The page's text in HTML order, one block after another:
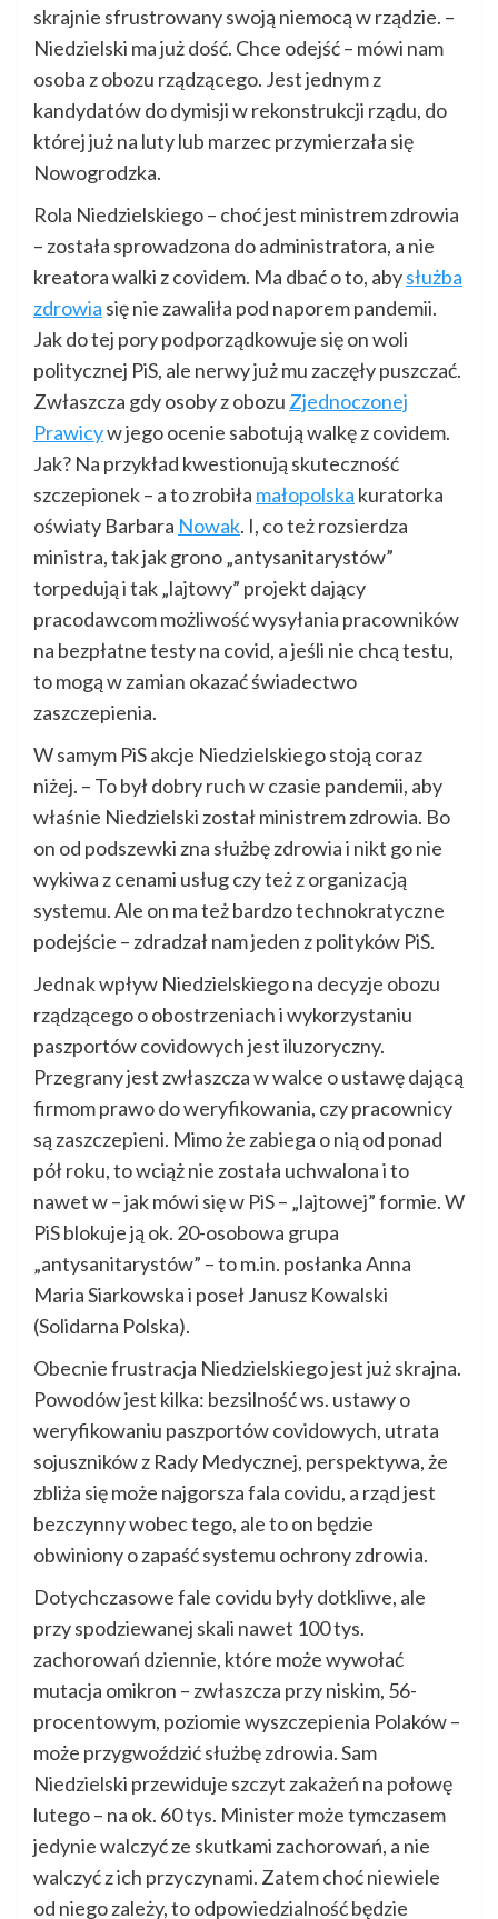
skrajnie sfrustrowany swoją niemocą w rządzie. –
Niedzielski ma już dość. Chce odejść – mówi nam
osoba z obozu rządzącego. Jest jednym z
kandydatów do dymisji w rekonstrukcji rządu, do
której już na luty lub marzec przymierzała się
Nowogrodzka.
Rola Niedzielskiego – choć jest ministrem zdrowia
– została sprowadzona do administratora, a nie
kreatora walki z covidem. Ma dbać o to, abysłużba
zdrowia się nie zawaliła pod naporem pandemii.
Jak do tej pory podporządkowuje się on woli
politycznej PiS, ale nerwy już mu zaczęły puszczać.
Zwłaszcza gdy osoby z obozu Zjednoczonej
Prawicyw jego ocenie sabotują walkę z covidem.
Jak? Na przykład kwestionują skuteczność
szczepionek – a to zrobiła małopolska kuratorka
oświaty Barbara Nowak. I, co też rozsierdza
ministra, tak jak grono „antysanitarystów”
torpedują i tak „lajtowy” projekt dający
pracodawcom możliwość wysyłania pracowników
na bezpłatne testy na covid, a jeśli nie chcą testu,
to mogą w zamian okazać świadectwo
zaszczepienia.
W samym PiS akcje Niedzielskiego stoją coraz
niżej. – To był dobry ruch w czasie pandemii, aby
właśnie Niedzielski został ministrem zdrowia. Bo
on od podszewki zna służbę zdrowia i nikt go nie
wykiwa z cenami usług czy też z organizacją
systemu. Ale on ma też bardzo technokratyczne
podejście – zdradzał nam jeden z polityków PiS.
Jednak wpływ Niedzielskiego na decyzje obozu
rządzącego o obostrzeniach i wykorzystaniu
paszportów covidowych jest iluzoryczny.
Przegrany jest zwłaszcza w walce o ustawę dającą
firmom prawo do weryfikowania, czy pracownicy
są zaszczepieni. Mimo że zabiega o nią od ponad
pół roku, to wciąż nie została uchwalona i to
nawet w – jak mówi się w PiS – „lajtowej” formie. W
PiS blokuje ją ok. 20-osobowa grupa
„antysanitarystów” – to m.in. posłanka Anna
Maria Siarkowska i poseł Janusz Kowalski
(Solidarna Polska).
Obecnie frustracja Niedzielskiego jest już skrajna.
Powodów jest kilka: bezsilność ws. ustawy o
weryfikowaniu paszportów covidowych, utrata
sojuszników z Rady Medycznej, perspektywa, że
zbliża się może najgorsza fala covidu, a rząd jest
bezczynny wobec tego, ale to on będzie
obwiniony o zapaść systemu ochrony zdrowia.
Dotychczasowe fale covidu były dotkliwe, ale
przy spodziewanej skali nawet 100 tys.
zachorowań dziennie, które może wywołać
mutacja omikron – zwłaszcza przy niskim, 56-
procentowym, poziomie wyszczepienia Polaków –
może przygwoździć służbę zdrowia. Sam
Niedzielski przewiduje szczyt zakażeń na połowę
lutego – na ok. 60 tys. Minister może tymczasem
jedynie walczyć ze skutkami zachorowań, a nie
walczyć z ich przyczynami. Zatem choć niewiele
od niego zależy, to odpowiedzialność będzie